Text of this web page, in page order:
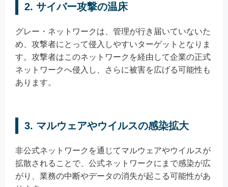
2. サイバー攻撃の温床
グレー・ネットワークは、管理が行き届いていないた
め、攻撃者にとって侵入しやすいターゲットとなりま
す。攻撃者はこのネットワークを経由して企業の正式
ネットワークへ侵入し、さらに被害を広げる可能性も
あります。
3. マルウェアやウイルスの感染拡大
非公式ネットワークを通じてマルウェアやウイルスが
拡散されることで、公式ネットワークにまで感染が広
がり、業務の中断やデータの消失が起こる可能性があ